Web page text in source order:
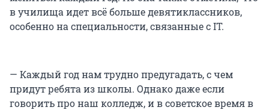
в училища идет всё больше девятиклассников,
особенно на специальности, связанные с IT.
— Каждый год нам трудно предугадать, с чем
придут ребята из школы. Однако даже если
говорить про наш колледж, и в советское время в